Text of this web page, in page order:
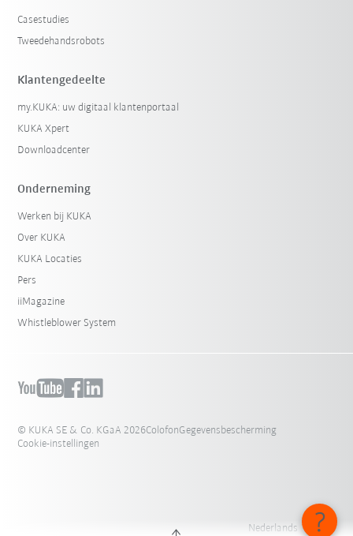
Casestudies
Tweedehandsrobots
Klantengedeelte
my.KUKA: uw digitaal klantenportaal
KUKA Xpert
Downloadcenter
Onderneming
Werken bij KUKA
Over KUKA
KUKA Locaties
Pers
iiMagazine
Whistleblower System
© KUKA SE & Co. KGaA 2026ColofonGegevensbescherming
Cookie-instellingen
Nederlands - België